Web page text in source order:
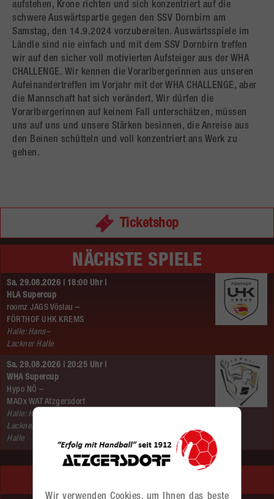
aufstehen, Krone richten und sich konzentriert auf die
schwere Auswärtspartie gegen den SSV Dornbirn am
Samstag, den 14.9.2024 vorzubereiten. Auswärtsspiele im
Ländle sind nie einfach und mit dem SSV Dornbirn treffen
wir auf den sicher voll motivierten Aufsteiger aus der WHA
CHALLENGE. Wir kennen die Vorarlbergerinnen aus unseren
Aufeinandertreffen im Vorjahr mit der WHA CHALLENGE, aber
die Mannschaft hat sich verändert. Wir dürfen die
Vorarlbergerinnen auf keinem Fall unterschätzen, müssen
uns auf uns und unsere Stärken besinnen, die Anreise aus
den Beinen schütteln und voll konzentriert ans Werk zu
gehen.
Ticketshop
NÄCHSTE SPIELE
Sa. 29.08.2026 | 18:00 Uhr |
HLA Supercup
roomz JAGS Vöslau –
FÖRTHOF UHK KREMS
Halle: Hans–
Lackner Halle
Sa. 29.08.2026 | 20:25 Uhr |
WHA Supercup
Hypo NÖ –
MADx WAT Atzgersdorf
Halle: Hans–
Lackner–
Halle
Wir verwenden Cookies, um Ihnen das beste